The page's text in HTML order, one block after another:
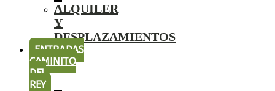
ALQUILER
Y
DESPLAZAMIENTOS
ENTRADAS
CAMINITO
DEL
REY